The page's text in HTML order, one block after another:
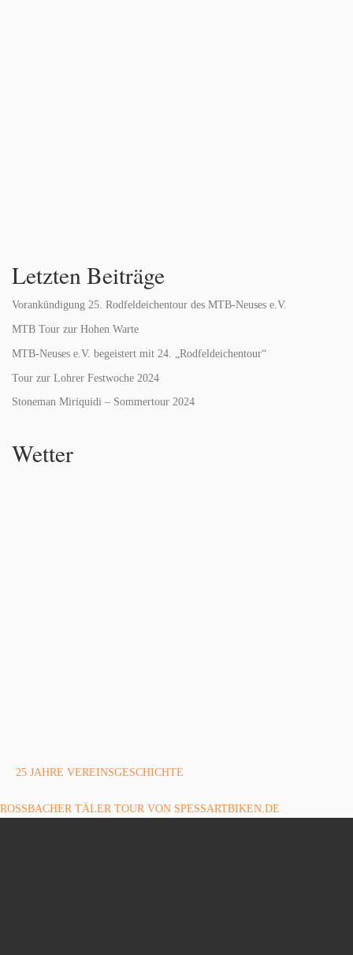
Letzten Beiträge
Vorankündigung 25. Rodfeldeichentour des MTB-Neuses e.V.
MTB Tour zur Hohen Warte
MTB-Neuses e.V. begeistert mit 24. „Rodfeldeichentour“
Tour zur Lohrer Festwoche 2024
Stoneman Miriquidi – Sommertour 2024
Wetter
Beitragsnavigation
Vorheriger Beitrag
25 JAHRE VEREINSGESCHICHTE
Nächster Beitrag
ROSSBACHER TÄLER TOUR VON SPESSARTBIKEN.DE